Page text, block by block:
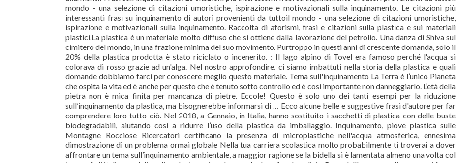
mondo - una selezione di citazioni umoristiche, ispirazione e motivazionali sulla inquinamento. Le citazioni più
interessanti frasi su inquinamento di autori provenienti da tuttoil mondo - una selezione di citazioni umoristiche,
ispirazione e motivazionali sulla inquinamento. Raccolta di aforismi, frasi e citazioni sulla plastica e sui materiali
plastici.La plastica è un materiale molto diffuso che si ottiene dalla lavorazione del petrolio. Una danza di Shiva sul
cimitero del mondo, in una frazione minima del suo movimento. Purtroppo in questi anni di crescente domanda, solo il
20% della plastica prodotta è stato riciclato o incenerito. : Il lago alpino di Tovel era famoso perché l'acqua si
colorava di rosso grazie ad un'alga. Nel nostro approfondire, ci siamo imbattuti nella storia della plastica e quali
domande dobbiamo farci per conoscere meglio questo materiale. Tema sull'inquinamento La Terra è l’unico Pianeta
che ospita la vita ed è anche per questo che è tenuto sotto controllo ed è così importante non danneggiarlo. L’età della
pietra non è mica finita per mancanza di pietre. Eccole! Questo è solo uno dei tanti esempi per la riduzione
sull’inquinamento da plastica, ma bisognerebbe informarsi di … Ecco alcune belle e suggestive frasi d'autore per far
comprendere loro tutto ciò. Nel 2018, a Gennaio, in Italia, hanno sostituito i sacchetti di plastica con delle buste
biodegradabili, aiutando così a ridurre l’uso della plastica da imballaggio. Inquinamento, piove plastica sulle
Montagne Rocciose Ricercatori certificano la presenza di microplastiche nell'acqua atmosferica, ennesima
dimostrazione di un problema ormai globale Nella tua carriera scolastica molto probabilmente ti troverai a dover
affrontare un tema sull’inquinamento ambientale, a maggior ragione se la bidella si è lamentata almeno una volta col